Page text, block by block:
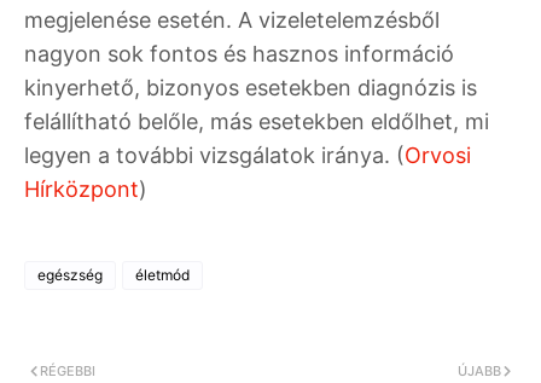
megjelenése esetén. A vizeletelemzésből
nagyon sok fontos és hasznos információ
kinyerhető, bizonyos esetekben diagnózis is
felállítható belőle, más esetekben eldőlhet, mi
legyen a további vizsgálatok iránya. (Orvosi
Hírközpont)
egészség életmód
ÚJABB
RÉGEBBI